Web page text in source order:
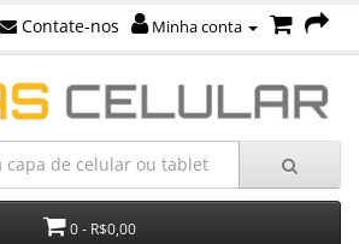
Contate-nos Minha conta
0 - R$0,00